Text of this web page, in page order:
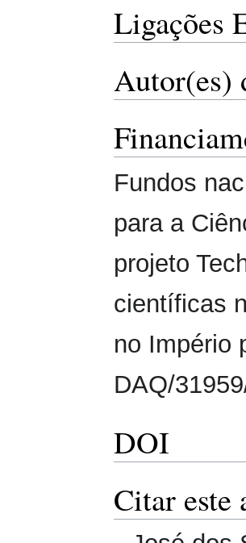
Ligações
Autor(es)
Fundos
para a
projeto
científicas
no Império
DAQ/
DOI
Citar este